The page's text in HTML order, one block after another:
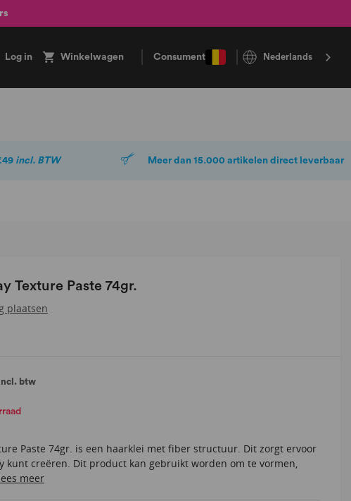
Log in Winkelwagen Consument Nederlands
incl. BTW Meer dan 15.000 artikelen direct leverbaar
Texture Paste 74gr.
plaatsen
btw
Paste 74gr. is een haarklei met fiber structuur. Dit zorgt ervoor
kunt creëren. Dit product kan gebruikt worden om te vormen,
meer